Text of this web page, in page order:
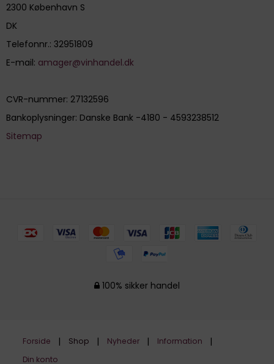
2300 København S
DK
Telefonnr.: 32951809
E-mail: amager@vinhandel.dk
CVR-nummer: 27132596
Bankoplysninger: Danske Bank -4180 - 4593238512
Sitemap
100% sikker handel
Forside Shop Nyheder
Information
Din konto